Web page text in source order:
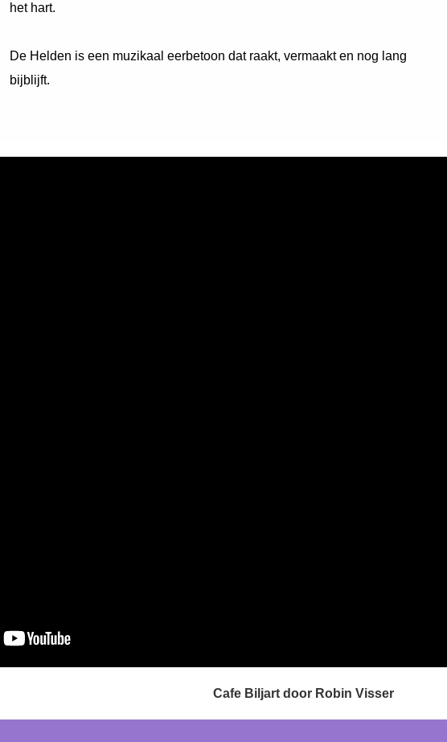
het hart.
De Helden is een muzikaal eerbetoon dat raakt, vermaakt en nog lang
bijblijft.
Cafe Biljart door Robin Visser